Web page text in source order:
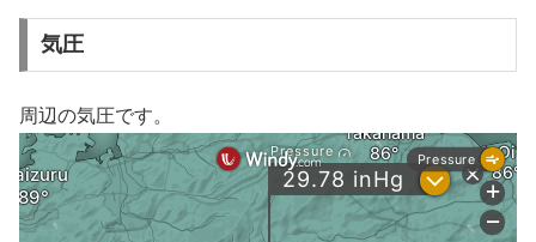
気圧
周辺の気圧です。